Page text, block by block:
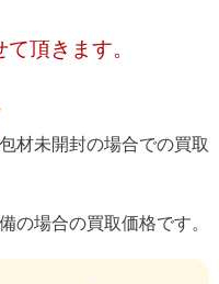
頂きます。
材未開封の場合での買取
の場合の買取価格です。